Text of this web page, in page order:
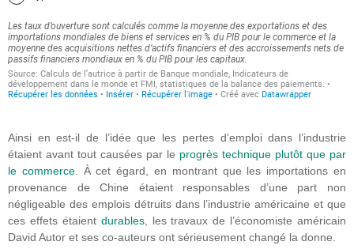
Ainsi en est-il de l’idée que les pertes d’emploi dans l’industrie
étaient avant tout causées par le progrès technique plutôt que par
le commerce. À cet égard, en montrant que les importations en
provenance de Chine étaient responsables d’une part non
négligeable des emplois détruits dans l’industrie américaine et que
ces effets étaient durables, les travaux de l’économiste américain
David Autor et ses co-auteurs ont sérieusement changé la donne.